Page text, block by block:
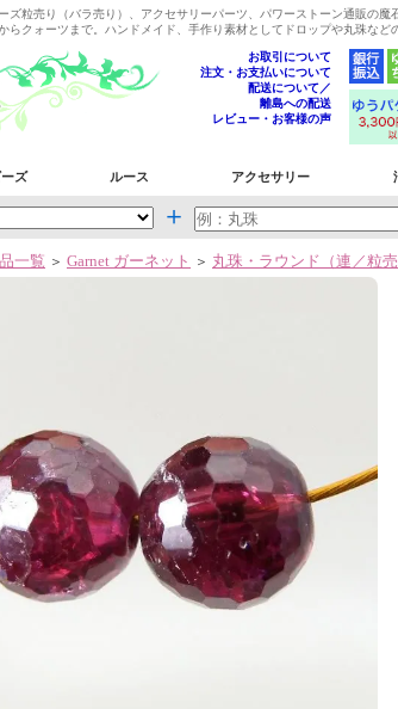
ズ粒売り（バラ売り）、アクセサリーパーツ、パワーストーン通販の魔石
らクォーツまで。ハンドメイド、手作り素材としてドロップや丸珠など
お取引について
注文・お支払いについて
配送について／
離島への配送
レビュー・お客様の声
ズ ルース アクセサリー
＋
一覧 ＞ Garnet ガーネット ＞ 丸珠・ラウンド（連／粒売